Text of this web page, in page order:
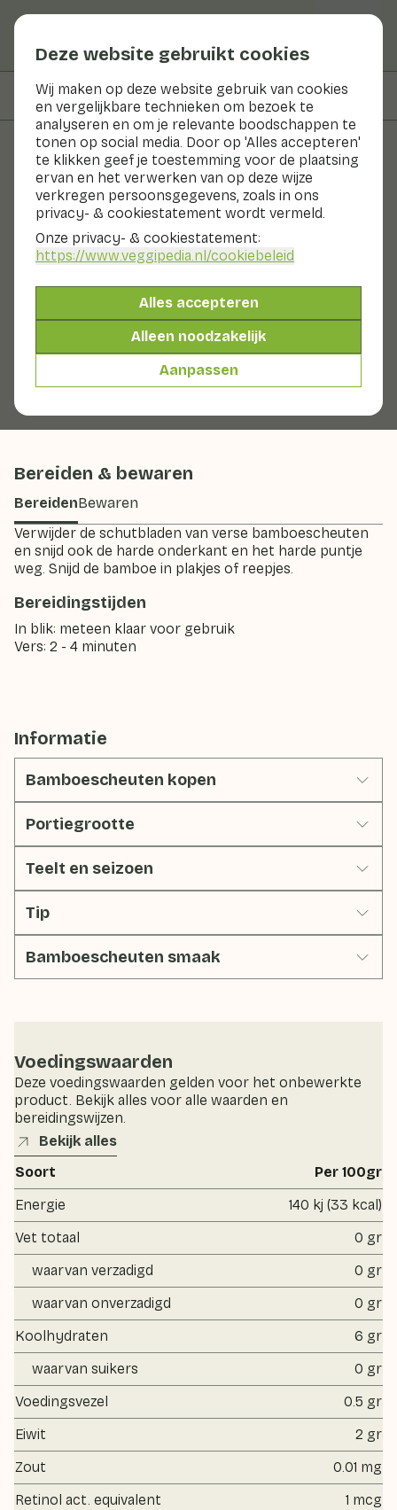
Deze website gebruikt cookies
Wij maken op deze website gebruik van cookies
en vergelijkbare technieken om bezoek te
analyseren en om je relevante boodschappen te
tonen op social media. Door op 'Alles accepteren'
te klikken geef je toestemming voor de plaatsing
ervan en het verwerken van op deze wijze
verkregen persoonsgegevens, zoals in ons
privacy- & cookiestatement wordt vermeld.
Onze privacy- & cookiestatement:
https://www.veggipedia.nl/cookiebeleid
Alles accepteren
Alleen noodzakelijk
Aanpassen
Op deze pagina Informatie
Groenten en fruit
Bamboescheuten
Nu in seizoen Groenten Koelkast
van de bamboeplant. De smaak is fris en knapperig. In
de Oosterse keuken wordt het veel gebruikt in
groentegerechten. Bamboescheuten zijn in Nederland
vrijwel uitsluitend te koop in blik.
Ook wel genoemd:
Bamboescheuten
Bamboespruiten
Bereiden & bewaren
BereidenBewaren
Verwijder de schutbladen van verse bamboescheuten
en snijd ook de harde onderkant en het harde puntje
weg. Snijd de bamboe in plakjes of reepjes.
Bereidingstijden
In blik: meteen klaar voor gebruik
Vers: 2 - 4 minuten
Informatie
Bamboescheuten kopen
Portiegrootte
Teelt en seizoen
Tip
Bamboescheuten smaak
Voedingswaarden
Deze voedingswaarden gelden voor het onbewerkte
product. Bekijk alles voor alle waarden en
bereidingswijzen.
Bekijk alles
Soort
Per 100gr
Energie
140 kj (33 kcal)
Vet totaal
0 gr
waarvan verzadigd
0 gr
waarvan onverzadigd
0 gr
Koolhydraten
6 gr
waarvan suikers
0 gr
Voedingsvezel
0.5 gr
Eiwit
2 gr
Zout
0.01 mg
Retinol act. equivalent
1 mcg